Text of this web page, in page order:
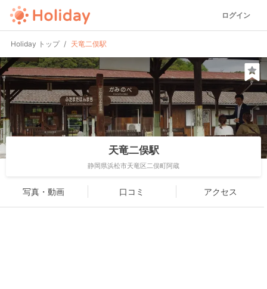
ログイン
Holiday トップ 天竜二俣駅
天竜二俣駅
静岡県浜松市天竜区二俣町阿蔵
写真・動画 口コミ アクセス